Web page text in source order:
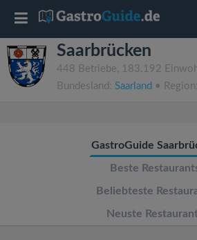
Saarbrücken
448 Betriebe, 183.192
Bundesland: Saarland • Region:
GastroGuide
Beste
Beliebteste
Neuste
T
o
g